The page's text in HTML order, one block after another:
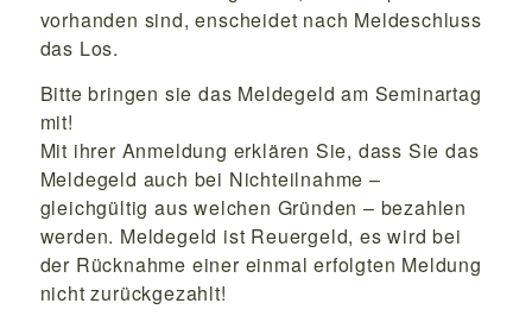
vorhanden sind, enscheidet nach Meldeschluss
das Los.
Bitte bringen sie das Meldegeld am Seminartag
mit!
Mit ihrer Anmeldung erklären Sie, dass Sie das
Meldegeld auch bei Nichteilnahme –
gleichgültig aus welchen Gründen – bezahlen
werden. Meldegeld ist Reuergeld, es wird bei
der Rücknahme einer einmal erfolgten Meldung
nicht zurückgezahlt!